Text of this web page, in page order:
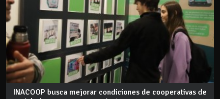
INACOOP busca mejorar condiciones de cooperativas de